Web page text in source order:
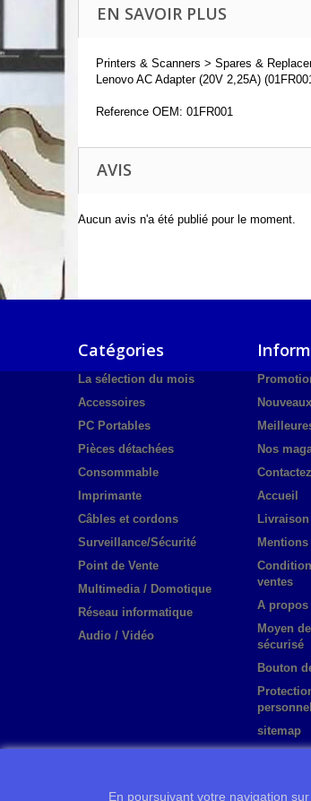
EN SAVOIR PLUS
Printers & Scanners > Spares &
Lenovo AC Adapter (20V 2,25A)
Reference OEM: 01FR001
AVIS
Aucun avis n'a été publié pour le moment.
Catégories
La sélection du mois
Accessoires
PC Portables
Pièces détachées
Consommable
Imprimante
Câbles et cordons
Surveillance/Sécurité
Point de Vente
Multimedia / Domotique
Réseau informatique
Audio / Vidéo
Nos
Accueil
ventes
A propos
Moyen
sécurisé
Bouton
sitemap
En poursuivant votre navigation